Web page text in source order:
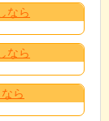
なら
なら
ら